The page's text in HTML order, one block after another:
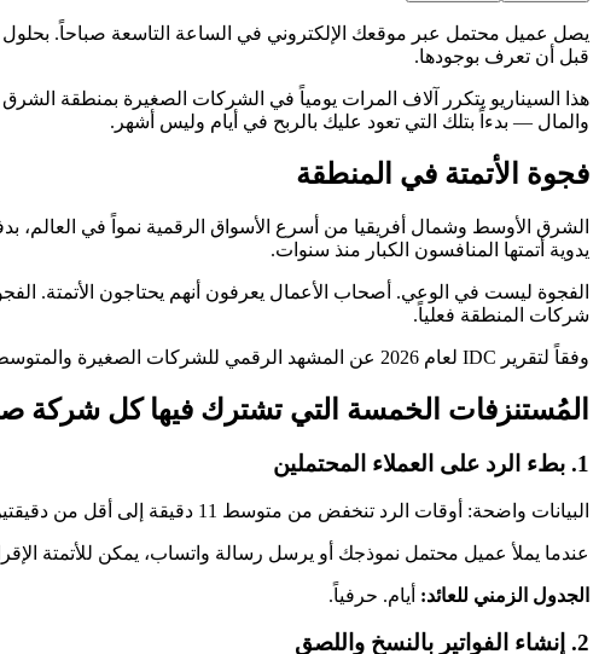
يصل عميل محتمل عبر موقعك الإلكتروني في الساعة التاسعة صباحاً.
قبل أن تعرف بوجودها.
هذا السيناريو يتكرر آلاف المرات يومياً في الشركات الصغيرة بمنطقة
والمال — بدءاً بتلك التي تعود عليك بالربح في أيام وليس أشهر.
فجوة الأتمتة في المنطقة
يدوية أتمتها المنافسون الكبار منذ سنوات.
الفجوة ليست في الوعي. أصحاب الأعمال يعرفون أنهم يحتاجون
شركات المنطقة فعلياً.
وفقاً لتقرير IDC لعام 2026 عن المشهد الرقمي للشركات الصغيرة والمتوسطة، تنتقل هذه الشركات من التجريب التقني إلى التبني الاستراتيجي، مع الذكاء الاصطناعي والأتمتة في صميم استراتيجياتها.
المُستنزفات الخمسة التي تشترك فيها كل شركة
1. بطء الرد على العملاء المحتملين
البيانات واضحة: أوقات الرد تنخفض من متوسط 11 دقيقة إلى أقل من دقيقتين بعد الأتمتة. هذا الفرق يترجم مباشرة إلى معدلات تحويل أعلى.
عندما يملأ عميل محتمل نموذجك أو يرسل رسالة واتساب، يمكن للأتمتة
الجدول الزمني للعائد: أيام. حرفياً.
2. إنشاء الفواتير بالنسخ واللصق